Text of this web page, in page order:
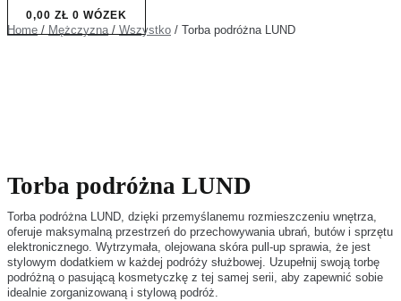
0,00 ZŁ 0 WÓZEK
Home / Mężczyzna / Wszystko / Torba podróżna LUND
Torba podróżna LUND
Torba podróżna LUND, dzięki przemyślanemu rozmieszczeniu wnętrza,
oferuje maksymalną przestrzeń do przechowywania ubrań, butów i sprzętu
elektronicznego. Wytrzymała, olejowana skóra pull-up sprawia, że jest
stylowym dodatkiem w każdej podróży służbowej. Uzupełnij swoją torbę
podróżną o pasującą kosmetyczkę z tej samej serii, aby zapewnić sobie
idealnie zorganizowaną i stylową podróż.